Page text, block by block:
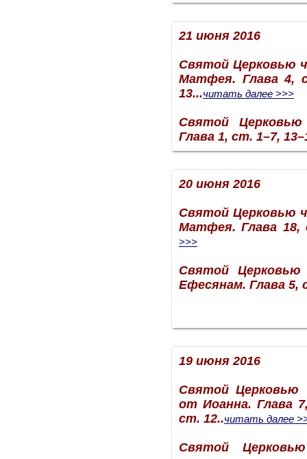
21 июня 2016
Святой Церковью
Матфея. Глава 4,
13...читать далее >>>
Святой
Глава 1, ст. 1–7,
20 июня 2016
Святой Церковью
Матфея. Глава 18,
>>>
Святой Церковью
Ефесянам. Глава 5,
19 июня 2016
Святой Церковью
от Иоанна. Глава
ст. 12..читать далее
Святой